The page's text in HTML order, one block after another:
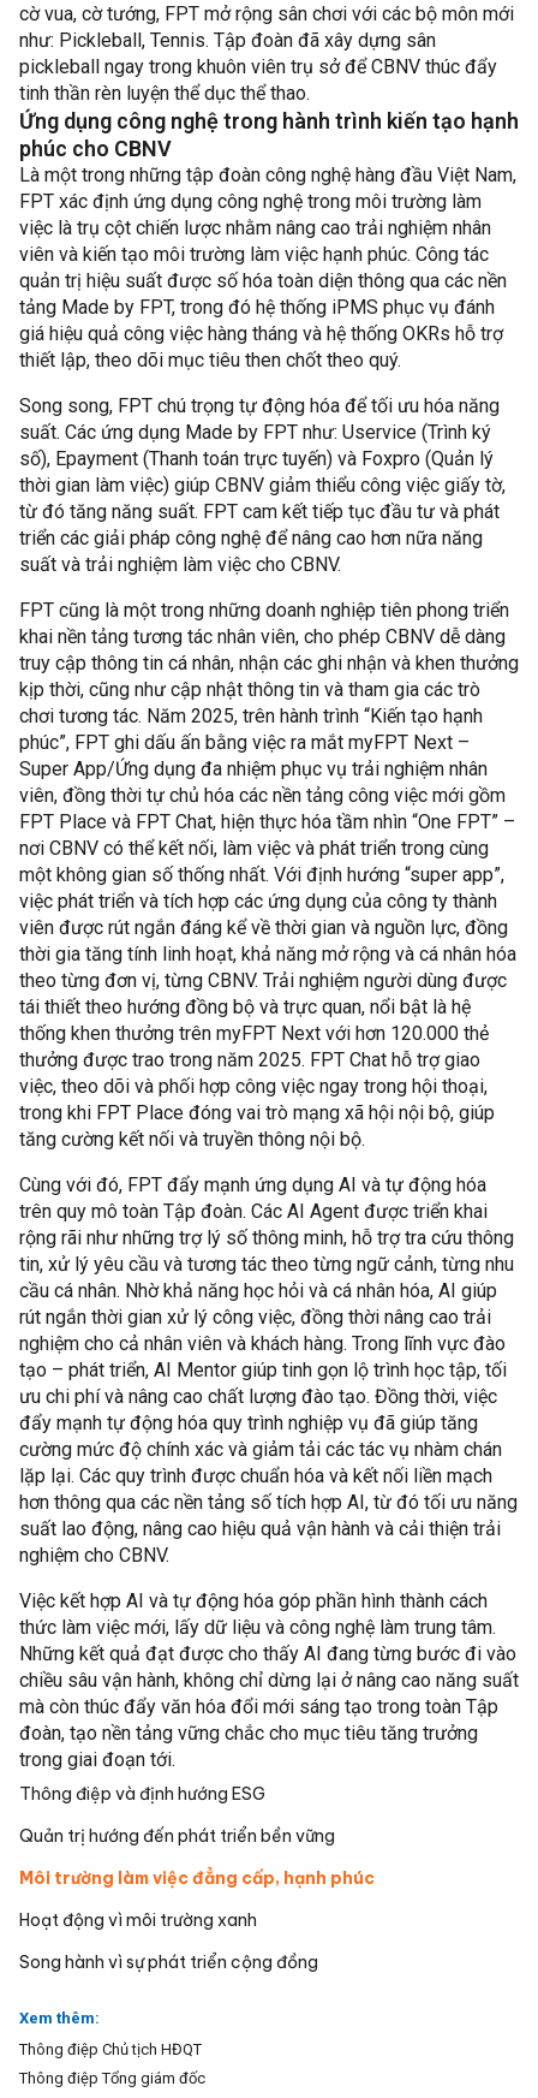
Thông điệp và định hướng ESG
Quản trị hướng đến phát triển bền vững
Môi trường làm việc đẳng cấp, hạnh phúc
Hoạt động vì môi trường xanh
Song hành vì sự phát triển cộng đồng
Xem thêm:
Thông điệp Chủ tịch HĐQT
Thông điệp Tổng giám đốc
cờ vua, cờ tướng, FPT mở rộng sân chơi với các bộ môn mới
như: Pickleball, Tennis. Tập đoàn đã xây dựng sân
pickleball ngay trong khuôn viên trụ sở để CBNV thúc đẩy
tinh thần rèn luyện thể dục thể thao.
Ứng dụng công nghệ trong hành trình kiến tạo hạnh
phúc cho CBNV
Là một trong những tập đoàn công nghệ hàng đầu Việt Nam,
FPT xác định ứng dụng công nghệ trong môi trường làm
việc là trụ cột chiến lược nhằm nâng cao trải nghiệm nhân
viên và kiến tạo môi trường làm việc hạnh phúc. Công tác
quản trị hiệu suất được số hóa toàn diện thông qua các nền
tảng Made by FPT, trong đó hệ thống iPMS phục vụ đánh
giá hiệu quả công việc hàng tháng và hệ thống OKRs hỗ trợ
thiết lập, theo dõi mục tiêu then chốt theo quý.
Song song, FPT chú trọng tự động hóa để tối ưu hóa năng
suất. Các ứng dụng Made by FPT như: Uservice (Trình ký
số), Epayment (Thanh toán trực tuyến) và Foxpro (Quản lý
thời gian làm việc) giúp CBNV giảm thiểu công việc giấy tờ,
từ đó tăng năng suất. FPT cam kết tiếp tục đầu tư và phát
triển các giải pháp công nghệ để nâng cao hơn nữa năng
suất và trải nghiệm làm việc cho CBNV.
FPT cũng là một trong những doanh nghiệp tiên phong triển
khai nền tảng tương tác nhân viên, cho phép CBNV dễ dàng
truy cập thông tin cá nhân, nhận các ghi nhận và khen thưởng
kịp thời, cũng như cập nhật thông tin và tham gia các trò
chơi tương tác. Năm 2025, trên hành trình “Kiến tạo hạnh
phúc”, FPT ghi dấu ấn bằng việc ra mắt myFPT Next –
Super App/Ứng dụng đa nhiệm phục vụ trải nghiệm nhân
viên, đồng thời tự chủ hóa các nền tảng công việc mới gồm
FPT Place và FPT Chat, hiện thực hóa tầm nhìn “One FPT” –
nơi CBNV có thể kết nối, làm việc và phát triển trong cùng
một không gian số thống nhất. Với định hướng “super app”,
việc phát triển và tích hợp các ứng dụng của công ty thành
viên được rút ngắn đáng kể về thời gian và nguồn lực, đồng
thời gia tăng tính linh hoạt, khả năng mở rộng và cá nhân hóa
theo từng đơn vị, từng CBNV. Trải nghiệm người dùng được
tái thiết theo hướng đồng bộ và trực quan, nổi bật là hệ
thống khen thưởng trên myFPT Next với hơn 120.000 thẻ
thưởng được trao trong năm 2025. FPT Chat hỗ trợ giao
việc, theo dõi và phối hợp công việc ngay trong hội thoại,
trong khi FPT Place đóng vai trò mạng xã hội nội bộ, giúp
tăng cường kết nối và truyền thông nội bộ.
Cùng với đó, FPT đẩy mạnh ứng dụng AI và tự động hóa
trên quy mô toàn Tập đoàn. Các AI Agent được triển khai
rộng rãi như những trợ lý số thông minh, hỗ trợ tra cứu thông
tin, xử lý yêu cầu và tương tác theo từng ngữ cảnh, từng nhu
cầu cá nhân. Nhờ khả năng học hỏi và cá nhân hóa, AI giúp
rút ngắn thời gian xử lý công việc, đồng thời nâng cao trải
nghiệm cho cả nhân viên và khách hàng. Trong lĩnh vực đào
tạo – phát triển, AI Mentor giúp tinh gọn lộ trình học tập, tối
ưu chi phí và nâng cao chất lượng đào tạo. Đồng thời, việc
đẩy mạnh tự động hóa quy trình nghiệp vụ đã giúp tăng
cường mức độ chính xác và giảm tải các tác vụ nhàm chán
lặp lại. Các quy trình được chuẩn hóa và kết nối liền mạch
hơn thông qua các nền tảng số tích hợp AI, từ đó tối ưu năng
suất lao động, nâng cao hiệu quả vận hành và cải thiện trải
nghiệm cho CBNV.
Việc kết hợp AI và tự động hóa góp phần hình thành cách
thức làm việc mới, lấy dữ liệu và công nghệ làm trung tâm.
Những kết quả đạt được cho thấy AI đang từng bước đi vào
chiều sâu vận hành, không chỉ dừng lại ở nâng cao năng suất
mà còn thúc đẩy văn hóa đổi mới sáng tạo trong toàn Tập
đoàn, tạo nền tảng vững chắc cho mục tiêu tăng trưởng
trong giai đoạn tới.